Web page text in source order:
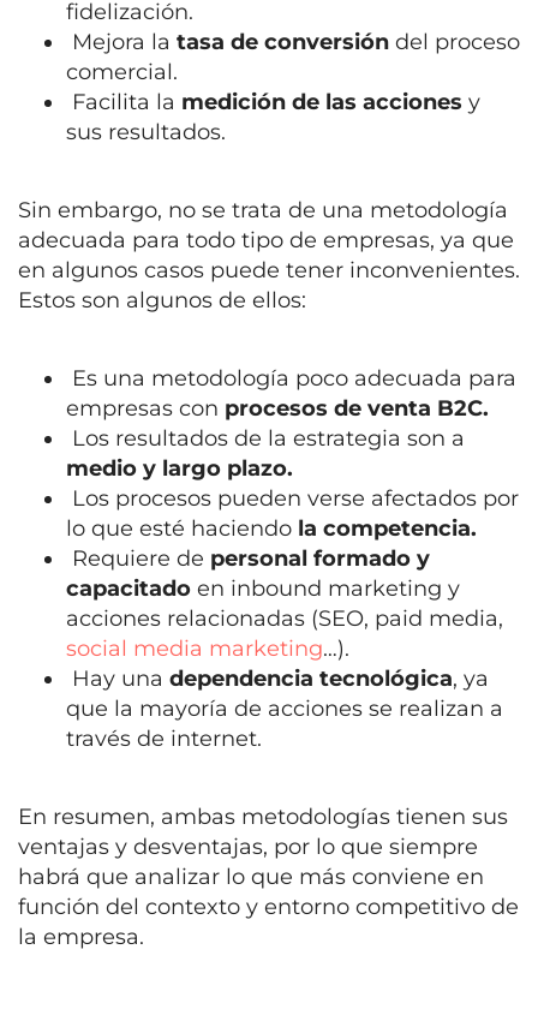
fidelización.
Mejora la tasa de conversión del proceso
comercial.
Facilita la medición de las acciones y
sus resultados.
Sin embargo, no se trata de una metodología
adecuada para todo tipo de empresas, ya que
en algunos casos puede tener inconvenientes.
Estos son algunos de ellos:
Es una metodología poco adecuada para
empresas con procesos de venta B2C.
Los resultados de la estrategia son a
medio y largo plazo.
Los procesos pueden verse afectados por
lo que esté haciendo la competencia.
Requiere de personal formado y
capacitado en inbound marketing y
acciones relacionadas (SEO, paid media,
social media marketing…).
Hay una dependencia tecnológica, ya
que la mayoría de acciones se realizan a
través de internet.
En resumen, ambas metodologías tienen sus
ventajas y desventajas, por lo que siempre
habrá que analizar lo que más conviene en
función del contexto y entorno competitivo de
la empresa.